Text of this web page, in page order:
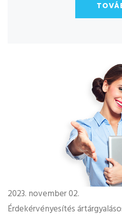
2023. november 02.
Érdekérvényesítés